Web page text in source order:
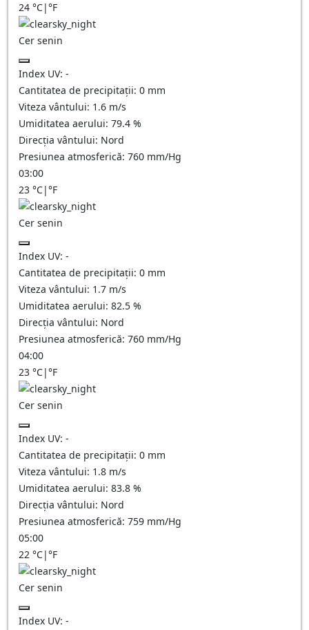
24 °C|°F
Cer senin
Index UV: -
Cantitatea de precipitații: 0 mm
Viteza vântului: 1.6 m/s
Umiditatea aerului: 79.4 %
Direcția vântului: Nord
Presiunea atmosferică: 760 mm/Hg
03:00
23 °C|°F
Cer senin
Index UV: -
Cantitatea de precipitații: 0 mm
Viteza vântului: 1.7 m/s
Umiditatea aerului: 82.5 %
Direcția vântului: Nord
Presiunea atmosferică: 760 mm/Hg
04:00
23 °C|°F
Cer senin
Index UV: -
Cantitatea de precipitații: 0 mm
Viteza vântului: 1.8 m/s
Umiditatea aerului: 83.8 %
Direcția vântului: Nord
Presiunea atmosferică: 759 mm/Hg
05:00
22 °C|°F
Cer senin
Index UV: -